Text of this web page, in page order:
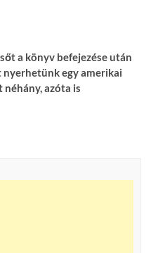
a könyv befejezése után
nyerhetünk egy amerikai
azóta is